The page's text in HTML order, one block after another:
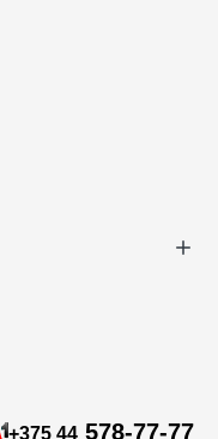
+375 44 578-77-77